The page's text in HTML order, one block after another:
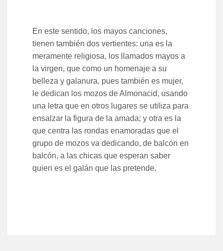
En este sentido, los mayos canciones,
tienen también dos vertientes: una es la
meramente religiosa, los llamados mayos a
la virgen, que como un homenaje a su
belleza y galanura, pues también es mujer,
le dedican los mozos de Almonacid, usando
una letra que en otros lugares se utiliza para
ensalzar la figura de la amada; y otra es la
que centra las rondas enamoradas que el
grupo de mozos va dedicando, de balcón en
balcón, a las chicas que esperan saber
quien es el galán que las pretende.